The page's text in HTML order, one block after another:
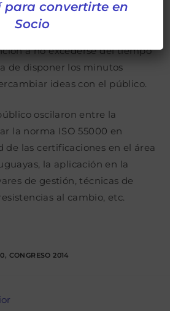
realidades y la necesidad
a no excederse del tiempo
de disponer los minutos
ideas con el público.
oscilaron entre la
la norma ISO 55000 en
de las certificaciones en el área
la aplicación en la
de gestión, técnicas de
al cambio, etc.
, CONGRESO 2014
para convertirte en
Socio